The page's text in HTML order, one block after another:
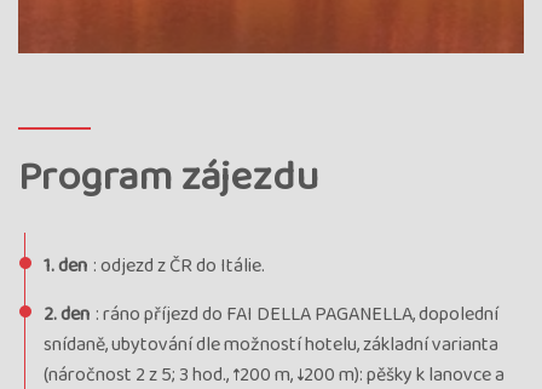
Program zájezdu
1. den : odjezd z ČR do Itálie.
2. den : ráno příjezd do FAI DELLA PAGANELLA, dopolední
snídaně, ubytování dle možností hotelu, základní varianta
(náročnost 2 z 5; 3 hod., ↑200 m, ↓200 m): pěšky k lanovce a